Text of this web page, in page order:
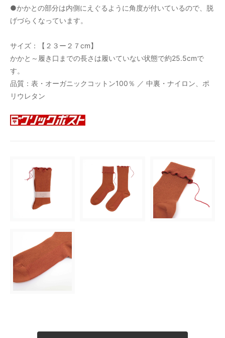
●かかとの部分は内側にえぐるように角度が付いているので、脱
げづらくなっています。
サイズ：【２３ー２７cm】
かかと～履き口までの長さは履いていない状態で約25.5cmで
す。
品質：表・オーガニックコットン100％ ／ 中裏・ナイロン、ポ
リウレタン